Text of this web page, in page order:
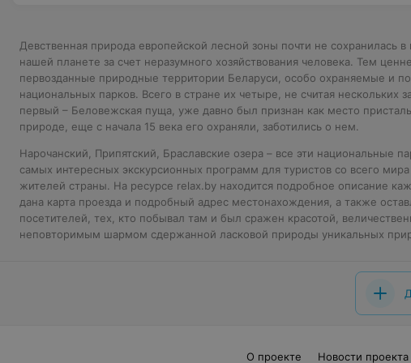
Девственная природа европейской лесной зоны почти не сохранилась
нашей планете за счет неразумного хозяйствования человека. Тем
первозданные природные территории Беларуси, особо охраняемые и
национальных парков. Всего в стране их четыре, не считая нескольких
первый – Беловежская пуща, уже давно был признан как место
природе, еще с начала 15 века его охраняли, заботились о нем.
Нарочанский, Припятский, Браславские озера – все эти национальные
самых интересных экскурсионных программ для туристов со всего
жителей страны. На ресурсе relax.by находится подробное описание
дана карта проезда и подробный адрес местонахождения, а также
посетителей, тех, кто побывал там и был сражен красотой,
неповторимым шармом сдержанной ласковой природы уникальных
О проекте Новости проекта